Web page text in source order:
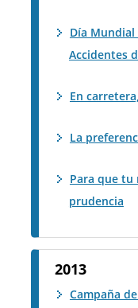
Día Mundial
Accidentes
En
La
Para que tu
prudencia
2013
Campaña